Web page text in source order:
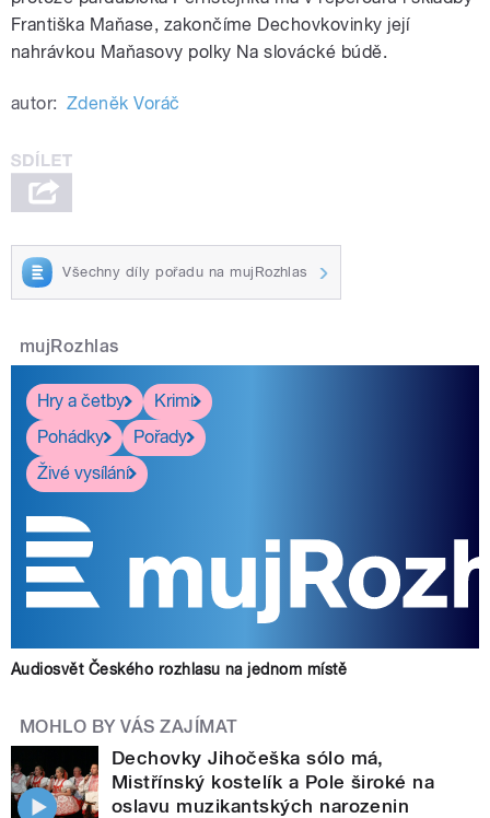
Františka Maňase, zakončíme Dechovkovinky její
nahrávkou Maňasovy polky Na slovácké búdě.
autor: Zdeněk Voráč
Všechny díly pořadu na mujRozhlas
mujRozhlas
Hry a četby
Krimi
Pohádky
Pořady
Živé vysílání
Audiosvět Českého rozhlasu na jednom místě
MOHLO BY VÁS ZAJÍMAT
Dechovky Jihočeška sólo má,
Mistřínský kostelík a Pole široké na
oslavu muzikantských narozenin